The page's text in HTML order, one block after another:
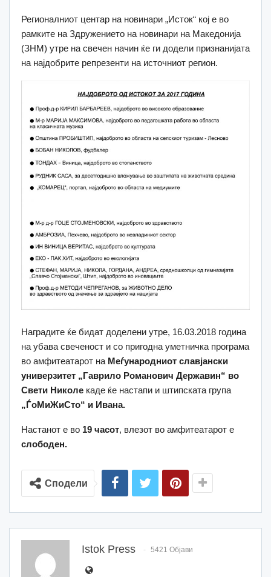
Регионалниот центар на новинари „Исток“ кој е во
рамките на Здружението на новинари на Македонија
(ЗНМ) утре на свечен начин ќе ги додели признанијата
на најдобрите репрезенти на источниот регион.
Наградите ќе бидат доделени утре, 16.03.2018 година
на убава свеченост и со пригодна уметничка програма
во амфитеатарот на Меѓународниот славјански
универзитет „Гаврило Романович Державин“ во
Свети Николе каде ќе настапи и штипската група
„ЃоМиЖиСто“ и Ивана.
Настанот е во 19 часот, влезот во амфитеатарот е
слободен.
Сподели
Istok Press 5421 Објави